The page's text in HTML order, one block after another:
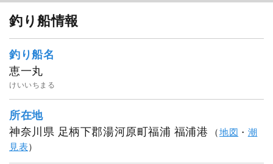
釣り船情報
釣り船名
恵一丸
けいいちまる
所在地
神奈川県 足柄下郡湯河原町福浦 福浦港
（地図 ・ 潮
見表）
1/16